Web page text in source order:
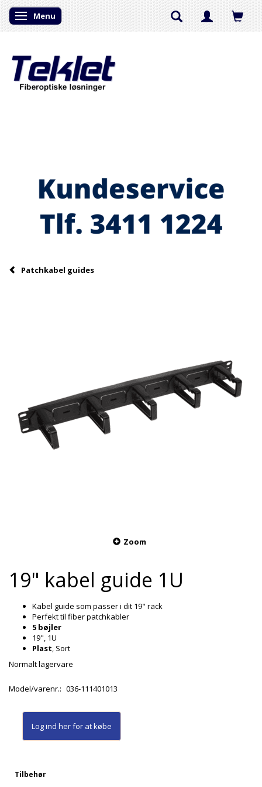
Skifte navigation
Menu
Patchkabel guides
Zoom
19" kabel guide 1U
Kabel guide som passer i dit 19" rack
Perfekt til fiber patchkabler
5 bøjler
19", 1U
Plast, Sort
Normalt lagervare
Model/varenr.: 036-111401013
Log ind herfor at købe
Tilbehør